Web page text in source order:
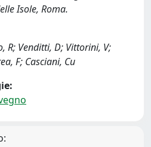
Isole, Roma.
R; Venditti, D; Vittorini, V;
F; Casciani, Cu